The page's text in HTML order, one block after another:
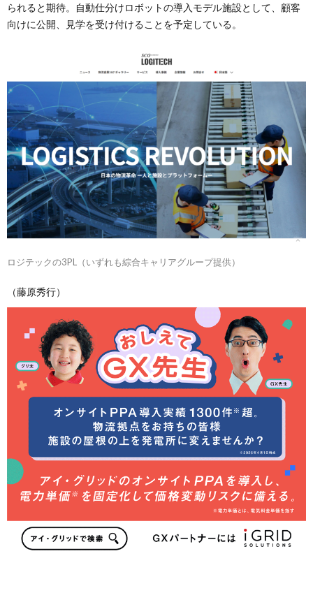
られると期待。自動仕分けロボットの導入モデル施設として、顧客
向けに公開、見学を受け付けることを予定している。
ロジテックの3PL（いずれも綜合キャリアグループ提供）
（藤原秀行）